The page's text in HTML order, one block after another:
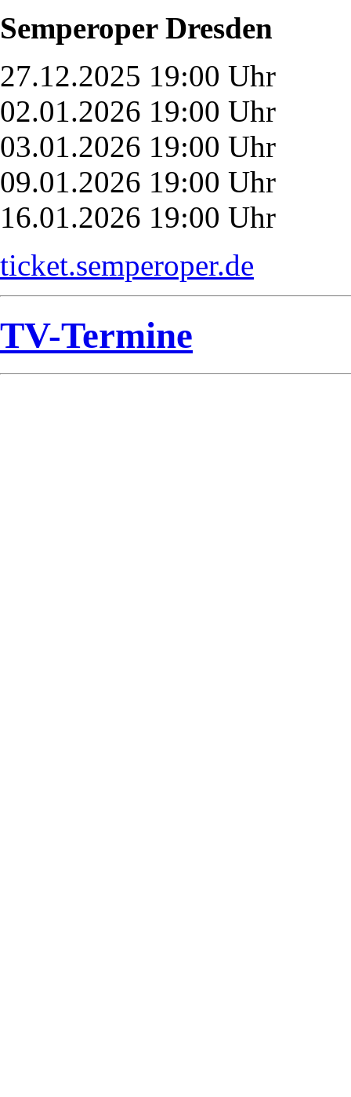
Semperoper Dresden
27.12.2025 19:00 Uhr
02.01.2026 19:00 Uhr
03.01.2026 19:00 Uhr
09.01.2026 19:00 Uhr
16.01.2026 19:00 Uhr
ticket.semperoper.de
TV-Termine